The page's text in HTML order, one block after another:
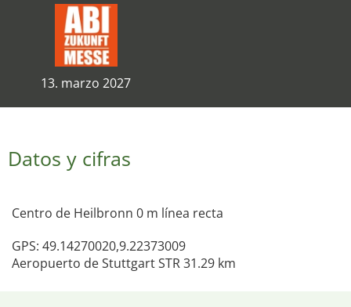
13. marzo 2027
Datos y cifras
Centro de Heilbronn 0 m línea recta
GPS: 49.14270020,9.22373009
Aeropuerto de Stuttgart STR 31.29 km